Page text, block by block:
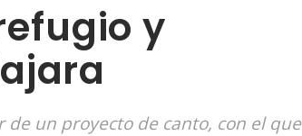
y
un proyecto de canto, con el que